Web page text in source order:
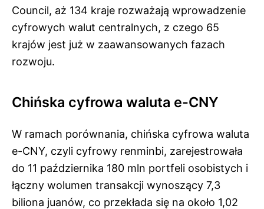
Council, aż 134 kraje rozważają wprowadzenie
cyfrowych walut centralnych, z czego 65
krajów jest już w zaawansowanych fazach
rozwoju.
Chińska cyfrowa waluta e-CNY
W ramach porównania, chińska cyfrowa waluta
e-CNY, czyli cyfrowy renminbi, zarejestrowała
do 11 października 180 mln portfeli osobistych i
łączny wolumen transakcji wynoszący 7,3
biliona juanów, co przekłada się na około 1,02